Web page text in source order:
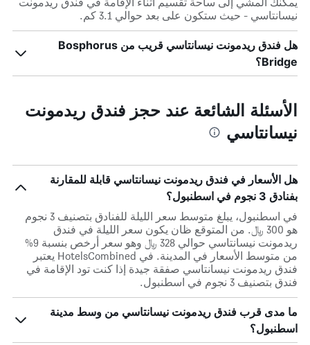
نيسانتاسي - حيث ستكون على بعد حوالي 3.1 كم.
هل فندق ريدمونت نيسانتاسي قريب من Bosphorus
Bridge؟
الأسئلة الشائعة عند حجز فندق ريدمونت
نيسانتاسي
هل الأسعار في فندق ريدمونت نيسانتاسي قابلة للمقارنة
بفنادق 3 نجوم في اسطنبول؟
في اسطنبول، يبلغ متوسط ​​سعر الليلة للفنادق بتصنيف 3 نجوم
هو 300 ﷼. من المتوقع ظان يكون سعر الليلة في فندق
ريدمونت نيسانتاسي حوالي 328 ﷼ وهو سعر أرخص بنسبة 9%
من متوسط الأسعار في المدينة. في HotelsCombined يعتبر
فندق ريدمونت نيسانتاسي صفقة جيدة إذا كنت تود الإقامة في
فندق بتصنيف 3 نجوم في اسطنبول.
ما مدى قرب فندق ريدمونت نيسانتاسي من وسط مدينة
اسطنبول؟